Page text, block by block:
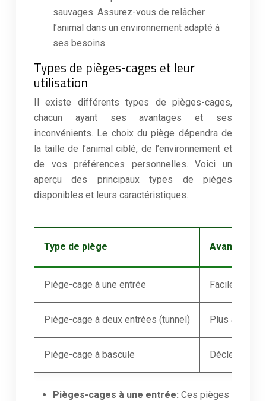
sauvages. Assurez-vous de relâcher
l’animal dans un environnement adapté à
ses besoins.
Types de pièges-cages et leur
utilisation
Il existe différents types de pièges-cages,
chacun ayant ses avantages et ses
inconvénients. Le choix du piège dépendra de
la taille de l’animal ciblé, de l’environnement et
de vos préférences personnelles. Voici un
aperçu des principaux types de pièges
disponibles et leurs caractéristiques.
Type de piège Avantages
Piège-cage à une entrée Facile à
Piège-cage à deux entrées (tunnel) Plus attractif,
Piège-cage à bascule Déclenche
Pièges-cages à une entrée: Ces pièges